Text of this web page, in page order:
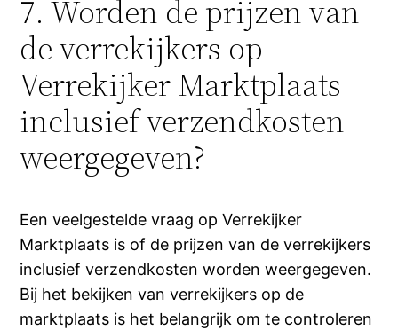
7. Worden de prijzen van
de verrekijkers op
Verrekijker Marktplaats
inclusief verzendkosten
weergegeven?
Een veelgestelde vraag op Verrekijker
Marktplaats is of de prijzen van de verrekijkers
inclusief verzendkosten worden weergegeven.
Bij het bekijken van verrekijkers op de
marktplaats is het belangrijk om te controleren